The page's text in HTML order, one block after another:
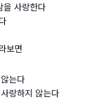
을 사랑한다
보면
는다
랑하지 않는다